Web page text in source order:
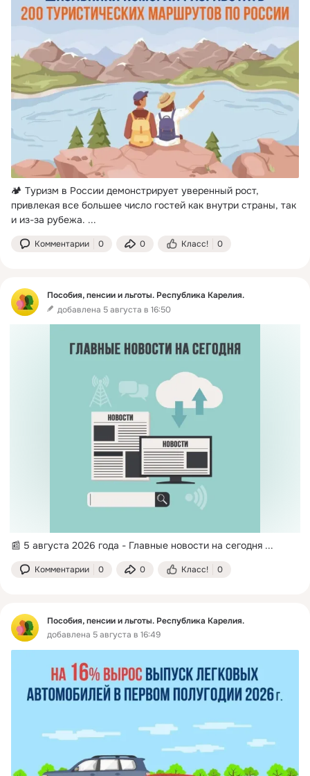
🏕 Туризм в России демонстрирует уверенный рост,
привлекая все большее число гостей как внутри страны, так
и из-за рубежа. ...
Комментарии 0 0 Класс! 0
Пособия, пенсии и льготы. Республика Карелия.
добавлена 5 августа в 16:50
📰 5 августа 2026 года - Главные новости на сегодня ...
Комментарии 0 0 Класс! 0
Пособия, пенсии и льготы. Республика Карелия.
добавлена 5 августа в 16:49